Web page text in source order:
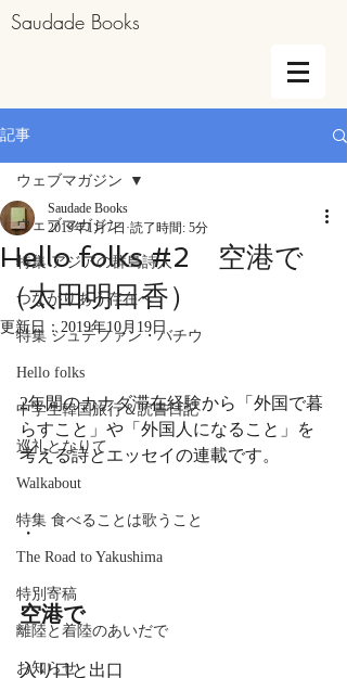
Saudade Books
記事
ウェブマガジン
特集 アジアの群島詩人
つながりあう存在へ
特集 シュテファン・バチウ
Hello folks
中学生韓国旅行＆読書日記
巡礼となりて
Walkabout
特集 食べることは歌うこと
The Road to Yakushima
特別寄稿
離陸と着陸のあいだで
お知らせ
ウェブマガジン
Hello folks #2 空港で
（太田明日香）
Saudade Books
2019年1月7日 読了時間: 5分
更新日： 2019年10月19日
2年間のカナダ滞在経験から「外国で暮
らすこと」や「外国人になること」を
考える詩とエッセイの連載です。
・
空港で
入り口と出口